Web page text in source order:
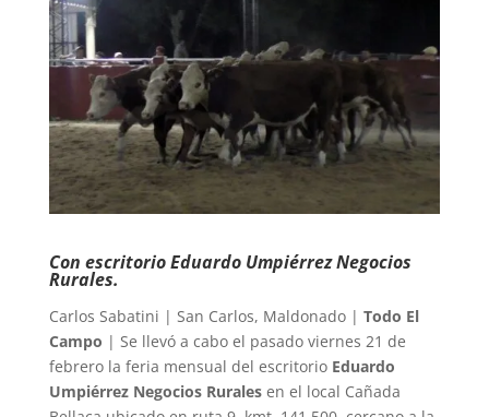
Con escritorio Eduardo Umpiérrez Negocios
Rurales.
Carlos Sabatini | San Carlos, Maldonado | Todo El
Campo | Se llevó a cabo el pasado viernes 21 de
febrero la feria mensual del escritorio Eduardo
Umpiérrez Negocios Ruralesen el local Cañada